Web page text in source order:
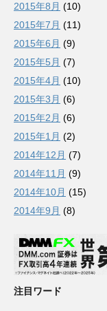
2015年8月 (10)
2015年7月 (11)
2015年6月 (9)
2015年5月 (7)
2015年4月 (10)
2015年3月 (6)
2015年2月 (6)
2015年1月 (2)
2014年12月 (7)
2014年11月 (9)
2014年10月 (15)
2014年9月 (8)
注目ワード